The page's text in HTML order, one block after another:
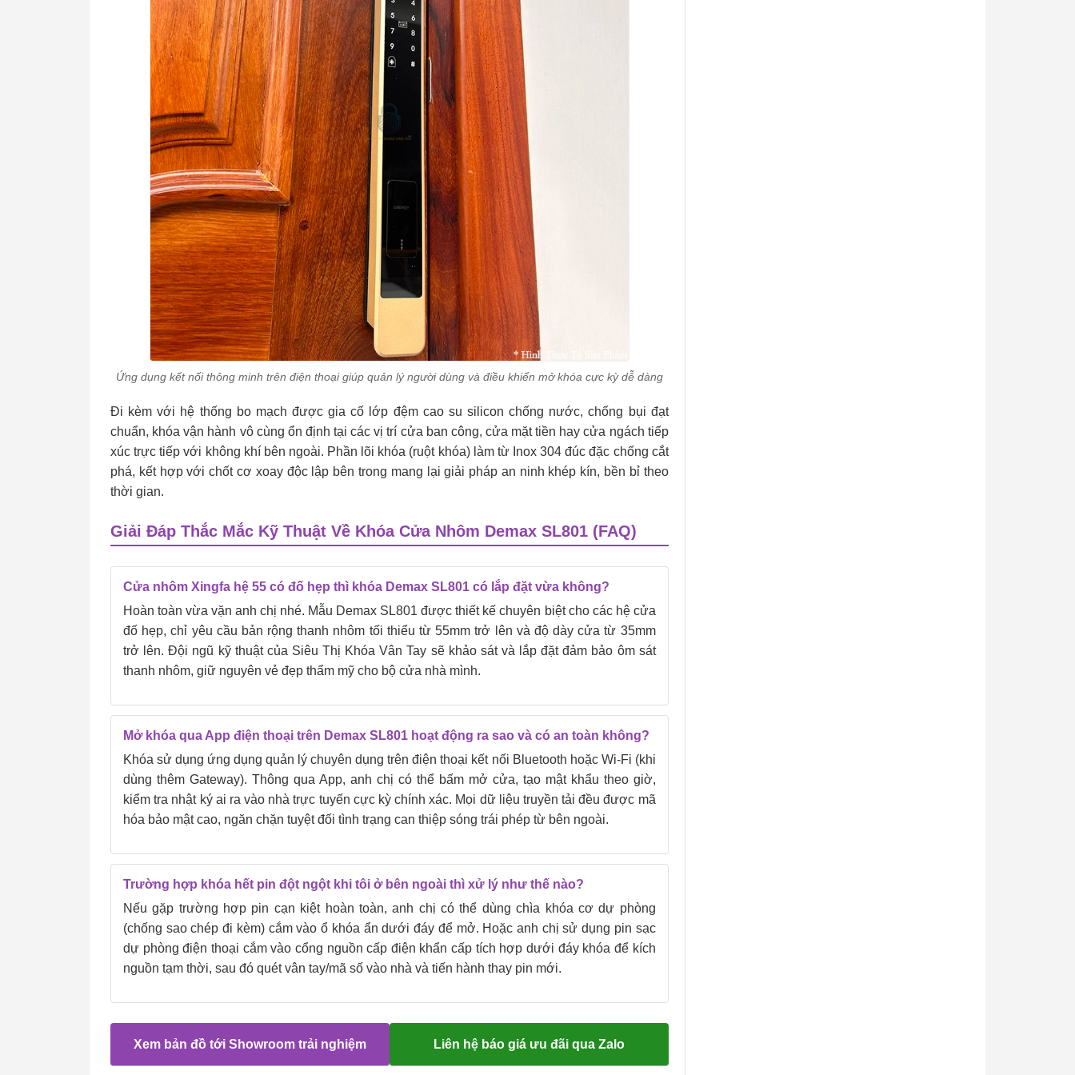
Ứng dụng kết nối thông minh trên điện thoại giúp quản lý người dùng và điều khiển mở khóa cực kỳ dễ dàng
Đi kèm với hệ thống bo mạch được gia cố lớp đệm cao su silicon chống nước, chống bụi đạt
chuẩn, khóa vận hành vô cùng ổn định tại các vị trí cửa ban công, cửa mặt tiền hay cửa ngách tiếp
xúc trực tiếp với không khí bên ngoài. Phần lõi khóa (ruột khóa) làm từ Inox 304 đúc đặc chống cắt
phá, kết hợp với chốt cơ xoay độc lập bên trong mang lại giải pháp an ninh khép kín, bền bỉ theo
thời gian.
Giải Đáp Thắc Mắc Kỹ Thuật Về Khóa Cửa Nhôm Demax SL801 (FAQ)
Cửa nhôm Xingfa hệ 55 có đố hẹp thì khóa Demax SL801 có lắp đặt vừa không?
Hoàn toàn vừa vặn anh chị nhé. Mẫu Demax SL801 được thiết kế chuyên biệt cho các hệ cửa
đố hẹp, chỉ yêu cầu bản rộng thanh nhôm tối thiểu từ 55mm trở lên và độ dày cửa từ 35mm
trở lên. Đội ngũ kỹ thuật của Siêu Thị Khóa Vân Tay sẽ khảo sát và lắp đặt đảm bảo ôm sát
thanh nhôm, giữ nguyên vẻ đẹp thẩm mỹ cho bộ cửa nhà mình.
Mở khóa qua App điện thoại trên Demax SL801 hoạt động ra sao và có an toàn không?
Khóa sử dụng ứng dụng quản lý chuyên dụng trên điện thoại kết nối Bluetooth hoặc Wi-Fi (khi
dùng thêm Gateway). Thông qua App, anh chị có thể bấm mở cửa, tạo mật khẩu theo giờ,
kiểm tra nhật ký ai ra vào nhà trực tuyến cực kỳ chính xác. Mọi dữ liệu truyền tải đều được mã
hóa bảo mật cao, ngăn chặn tuyệt đối tình trạng can thiệp sóng trái phép từ bên ngoài.
Trường hợp khóa hết pin đột ngột khi tôi ở bên ngoài thì xử lý như thế nào?
Nếu gặp trường hợp pin cạn kiệt hoàn toàn, anh chị có thể dùng chìa khóa cơ dự phòng
(chống sao chép đi kèm) cắm vào ổ khóa ẩn dưới đáy để mở. Hoặc anh chị sử dụng pin sạc
dự phòng điện thoại cắm vào cổng nguồn cấp điện khẩn cấp tích hợp dưới đáy khóa để kích
nguồn tạm thời, sau đó quét vân tay/mã số vào nhà và tiến hành thay pin mới.
Xem bản đồ tới Showroom trải nghiệm Liên hệ báo giá ưu đãi qua Zalo